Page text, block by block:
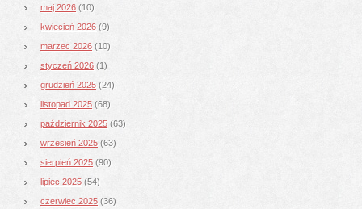
maj 2026 (10)
kwiecień 2026 (9)
marzec 2026 (10)
styczeń 2026 (1)
grudzień 2025 (24)
listopad 2025 (68)
październik 2025 (63)
wrzesień 2025 (63)
sierpień 2025 (90)
lipiec 2025 (54)
czerwiec 2025 (36)